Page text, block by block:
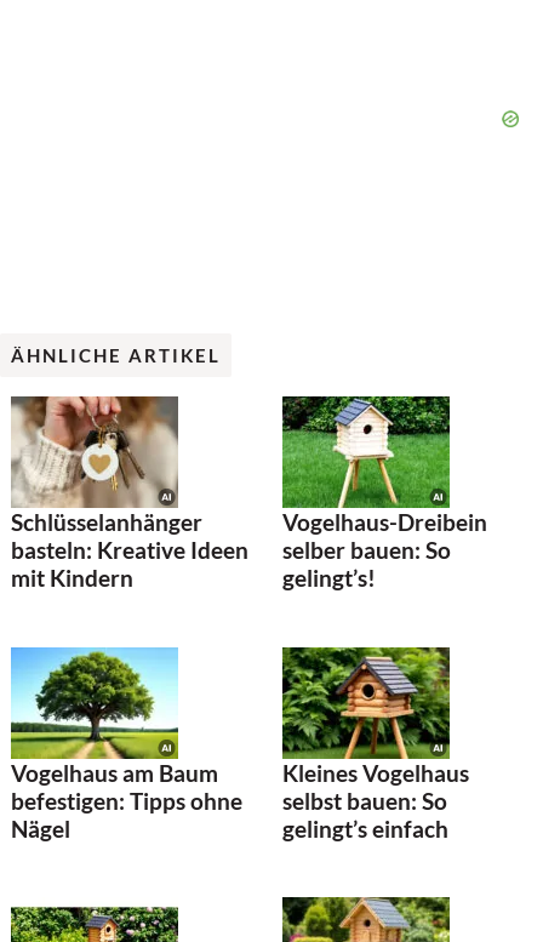
ÄHNLICHE ARTIKEL
Schlüsselanhänger
basteln: Kreative Ideen
mit Kindern
Vogelhaus-Dreibein
selber bauen: So
gelingt’s!
Vogelhaus am Baum
befestigen: Tipps ohne
Nägel
Kleines Vogelhaus
selbst bauen: So
gelingt’s einfach